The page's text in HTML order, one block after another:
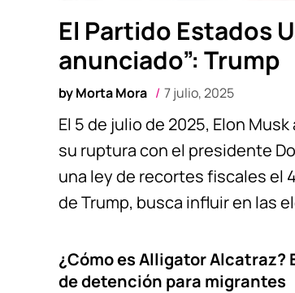
El Partido Estados
anunciado”: Trump
byMorta Mora 7 julio, 2025
El 5 de julio de 2025, Elon
su ruptura con el presidente
una ley de recortes fiscales el
de Trump, busca influir en las
¿Cómo es Alligator Alcatraz?
de detención para migrantes